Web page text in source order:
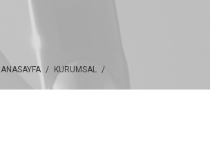
ANASAYFA / KURUMSAL /